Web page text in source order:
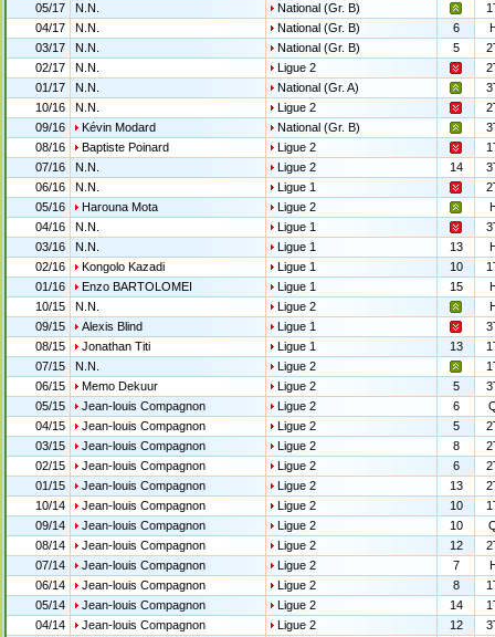
05/17
N.N. National (Gr. B)
04/17
N.N. National (Gr. B) 6
03/17
N.N. National (Gr. B) 5
02/17
N.N. Ligue 2
01/17
N.N. National (Gr. A)
10/16
N.N. Ligue 2
09/16
Kévin Modard National (Gr. B)
08/16
Baptiste Poinard Ligue 2
07/16
N.N. Ligue 2 14
06/16
N.N. Ligue 1
05/16
Harouna Mota Ligue 2
04/16
N.N. Ligue 1
03/16
N.N. Ligue 1 13
02/16
Kongolo Kazadi Ligue 1 10
01/16
Enzo BARTOLOMEI Ligue 1 15
10/15
N.N. Ligue 2
09/15
Alexis Blind Ligue 1
08/15
Jonathan Titi Ligue 1 13
07/15
N.N. Ligue 2
06/15
Memo Dekuur Ligue 2 5
05/15
Jean-louis Compagnon Ligue 2 6
04/15
Jean-louis Compagnon Ligue 2 5
03/15
Jean-louis Compagnon Ligue 2 8
02/15
Jean-louis Compagnon Ligue 2 6
01/15
Jean-louis Compagnon Ligue 2 13
10/14
Jean-louis Compagnon Ligue 2 10
09/14
Jean-louis Compagnon Ligue 2 10
08/14
Jean-louis Compagnon Ligue 2 12
07/14
Jean-louis Compagnon Ligue 2 7
06/14
Jean-louis Compagnon Ligue 2 8
05/14
Jean-louis Compagnon Ligue 2 14
04/14
Jean-louis Compagnon Ligue 2 12